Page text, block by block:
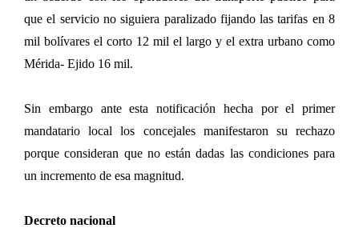
que el servicio no siguiera paralizado fijando las tarifas en 8
mil bolívares el corto 12 mil el largo y el extra urbano como
Mérida- Ejido 16 mil.
Sin embargo ante esta notificación hecha por el primer
mandatario local los concejales manifestaron su rechazo
porque consideran que no están dadas las condiciones para
un incremento de esa magnitud.
Decreto nacional